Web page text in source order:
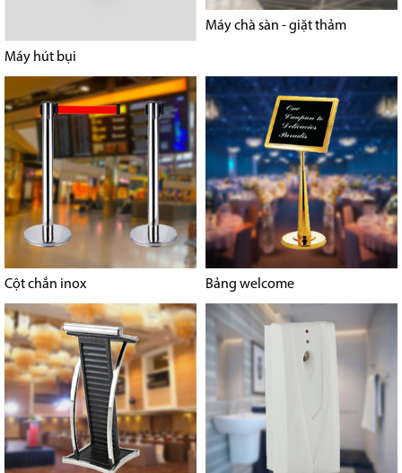
Máy hút bụi
Máy chà sàn - giặt thảm
Cột chắn inox Bảng welcome